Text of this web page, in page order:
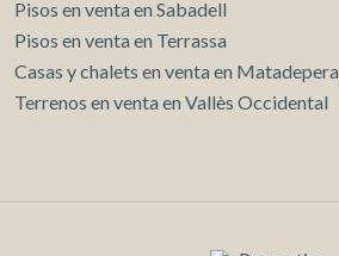
Pisos en venta en Sabadell
Pisos en venta en Terrassa
Casas y chalets en venta en Matadepera
Terrenos en venta en Vallès Occidental